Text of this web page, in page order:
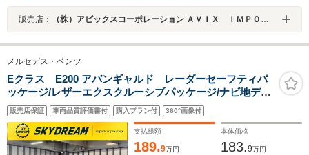
販売店： （株）アビックスコーポレーション ＡＶＩＸ ＩＭＰＯＲＴ 越谷店
メルセデス・ベンツ
Eクラス E200 アバンギャルド レーダーセーフティパ
ッケージ/レザーエクスクルーシブパッケージ/ナビ地デジ/
全方位カメラ/Appleカープレイ/Androidオート/液晶メー
ター/LEDライト/ブルメスター/パフュームアトマイザー/
本革シート/6か月保証付き
販売店保証 車両品質評価書付 購入プラン付 360°画像付
支払総額
189.9万円
本体価格
183.9万円